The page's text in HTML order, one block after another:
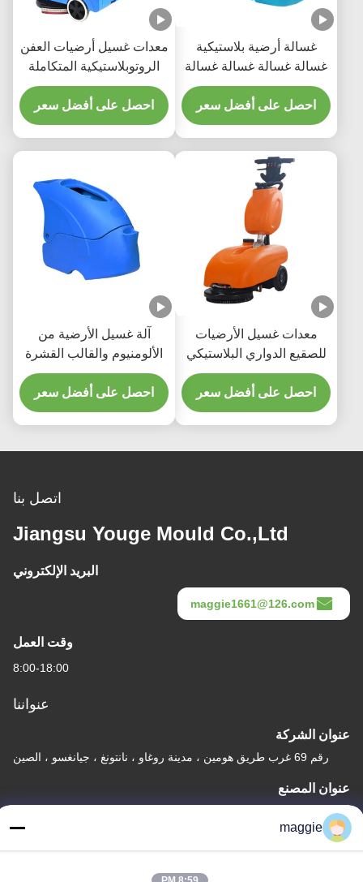
غسالة أرضية بلاستيكية
غسالة غسالة غسالة غسالة
جهاز تنظيف غسالة مخصصة
احصل على أفضل سعر
معدات غسيل أرضيات العفن
الروتوبلاستيكية المتكاملة
احصل على أفضل سعر
معدات غسيل الأرضيات
للصقيع الدواري البلاستيكي
معدات التنظيف اليدوية
للدفع
احصل على أفضل سعر
آلة غسيل الأرضية من
الألومنيوم والقالب القشرة
المكنسة البلاستيكية القشرة
معدات تنظيف القشرة
احصل على أفضل سعر
اتصل بنا
Jiangsu Youge Mould Co.,Ltd
البريد الإلكتروني
maggie1661@126.com
وقت العمل
8:00-18:00
عنواننا
عنوان الشركة
رقم 69 غرب طريق هومين ، مدينة روغاو ، نانتونغ ، جيانغسو ، الصين
عنوان المصنع
رقم 69 غرب طريق هومين ، مدينة روغاو ، نانتونغ ، جيانغسو ، الصين
هاتف
maggie